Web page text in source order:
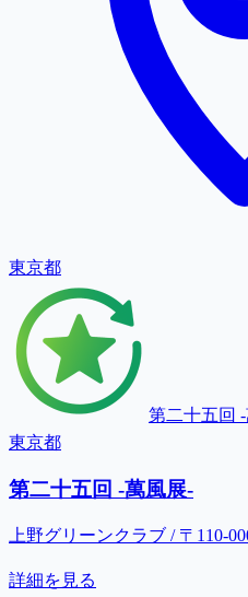
東京都
第二十五回
東京都
第二十五回 -萬風展-
上野グリーンクラブ / 〒110-
詳細を見る